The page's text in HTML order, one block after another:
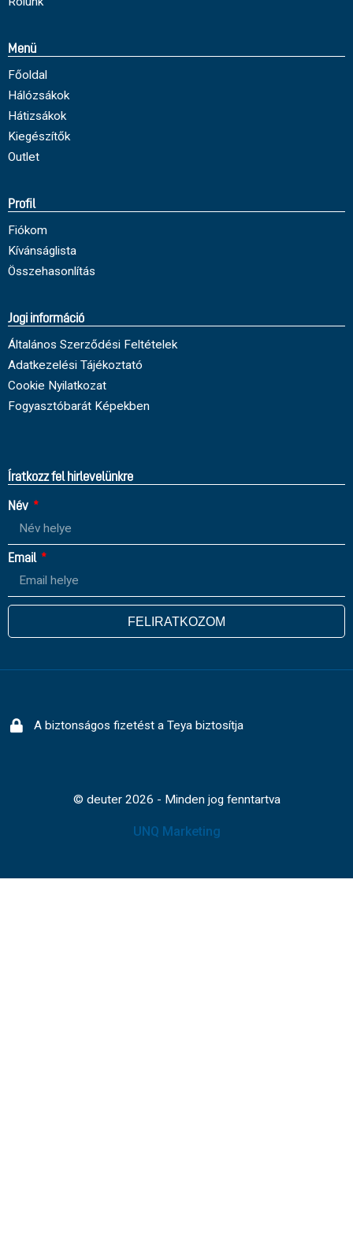
Menü
Főoldal
Hálózsákok
Hátizsákok
Kiegészítők
Outlet
Profil
Fiókom
Kívánságlista
Összehasonlítás
Jogi információ
Általános Szerződési Feltételek
Adatkezelési Tájékoztató
Cookie Nyilatkozat
Fogyasztóbarát Képekben
Íratkozz fel hirlevelünkre
Név
Email
FELIRATKOZOM
A biztonságos fizetést a Teya biztosítja
© deuter 2026 - Minden jog fenntartva
UNQ Marketing